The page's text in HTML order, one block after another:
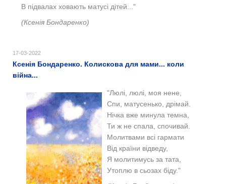
В підвалах ховають матусі дітей..."
(Ксенія Бондаренко)
17-03-2022
Ксенія Бондаренко. Колискова для мами... коли
війна...
"Люлі, люлі, моя нене,
Спи, матусенько, дрімай.
Нічка вже минула темна,
Ти ж не спала, спочивай.
Молитвами всі гармати
Від країни відведу,
Я молитимусь за тата,
Утоплю в сьозах біду."